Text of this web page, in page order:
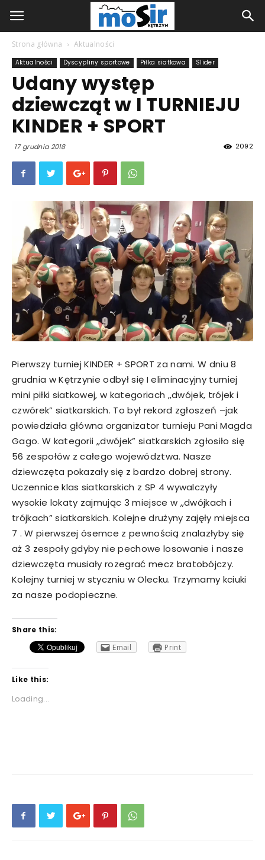
Strona główna Aktualności
Aktualności Dyscypliny sportowe Piłka siatkowa Slider
Udany występ
dziewcząt w I TURNIEJU
KINDER + SPORT
17 grudnia 2018 2092
Pierwszy turniej KINDER + SPORT za nami. W dniu 8
grudnia w Kętrzynie odbył się I eliminacyjny turniej
mini piłki siatkowej, w kategoriach ,,dwójek, trójek i
czwórek” siatkarskich. To był rekord zgłoszeń –jak
powiedziała główna organizator turnieju Pani Magda
Gago. W kategorii ,,dwójek” siatkarskich zgłosiło się
56 zespołów z całego województwa. Nasze
dziewczęta pokazały się z bardzo dobrej strony.
Uczennice klas siatkarskich z SP 4 wywalczyły
wysokie lokaty zajmując 3 miejsce w ,,dwójkach i
trójkach” siatkarskich. Kolejne drużyny zajęły miejsca
7 . W pierwszej ósemce z pewnością znalazłyby się
aż 3 zespoły gdyby nie pechowe losowanie i nasze
dziewczęta musiały rozegrać mecz bratobójczy.
Kolejny turniej w styczniu w Olecku. Trzymamy kciuki
za nasze podopieczne.
Share this:
Email
Print
Like this:
Loading...